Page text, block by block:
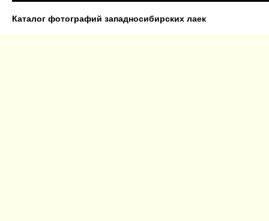
Каталог фотографий западносибирских лаек